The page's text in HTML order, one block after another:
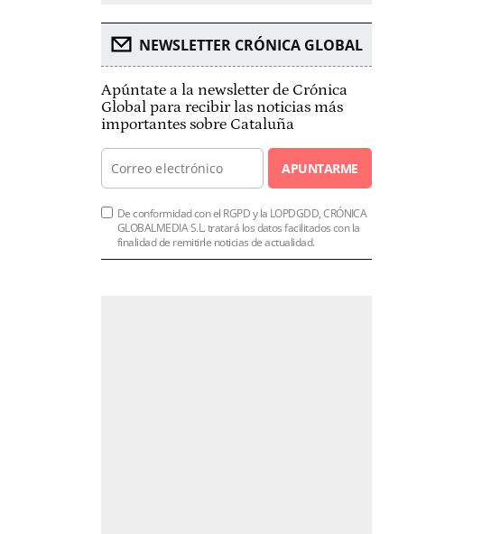
NEWSLETTER CRÓNICA GLOBAL
Apúntate a la newsletter de Crónica
Global para recibir las noticias más
importantes sobre Cataluña
APUNTARME
De conformidad con el RGPD y la LOPDGDD, CRÓNICA
GLOBALMEDIA S.L. tratará los datos facilitados con la
finalidad de remitirle noticias de actualidad.